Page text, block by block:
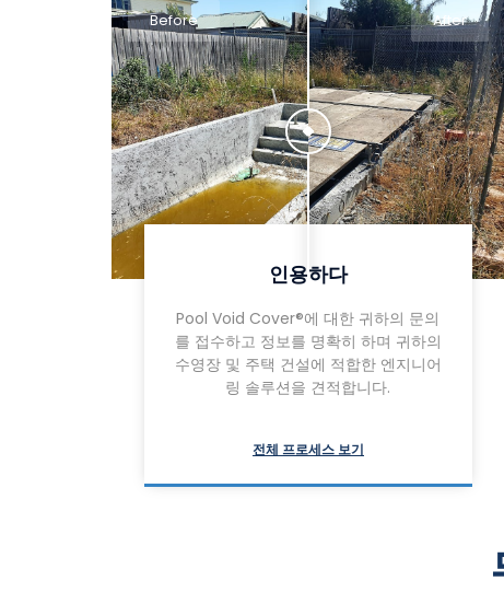
Before After
인용하다
Pool Void Cover®에 대한 귀하의 문의
를 접수하고 정보를 명확히 하며 귀하의
수영장 및 주택 건설에 적합한 엔지니어
링 솔루션을 견적합니다.
전체 프로세스 보기